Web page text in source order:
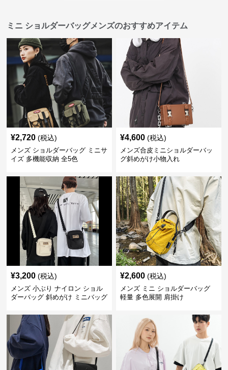
ミニ ショルダーバッグメンズのおすすめアイテム
¥2,720 (税込)
メンズ ショルダーバッグ ミニサ
イズ 多機能収納 全5色
¥4,600 (税込)
メンズ合皮ミニショルダーバッ
グ斜めがけ小物入れ
¥3,200 (税込)
メンズ 小ぶり ナイロン ショル
ダーバッグ 斜めがけ ミニバッグ
¥2,600 (税込)
メンズ ミニ ショルダーバッグ
軽量 多色展開 肩掛け